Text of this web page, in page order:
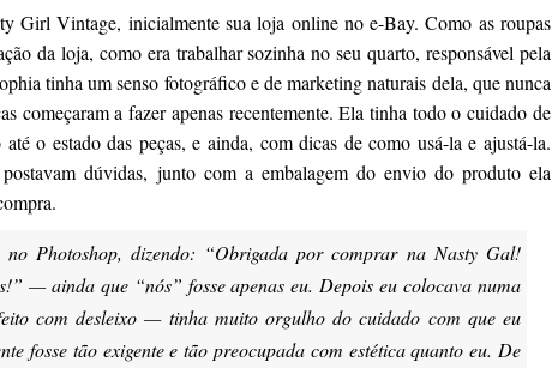
Girl Vintage, inicialmente sua loja online no e-Bay. Como as roupas
da loja, como era trabalhar sozinha no seu quarto, responsável pela
tinha um senso fotográfico e de marketing naturais dela, que nunca
começaram a fazer apenas recentemente. Ela tinha todo o cuidado de
o estado das peças, e ainda, com dicas de como usá-la e ajustá-la.
dúvidas, junto com a embalagem do envio do produto ela
Photoshop, dizendo: “Obrigada por comprar na Nasty Gal!
— ainda que “nós” fosse apenas eu. Depois eu colocava numa
com desleixo — tinha muito orgulho do cuidado com que eu
fosse tão exigente e tão preocupada com estética quanto eu. De